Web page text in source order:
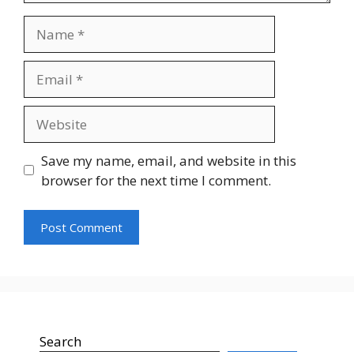
Save my name, email, and website in this
browser for the next time I comment.
Search